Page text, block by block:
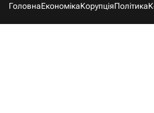
ГоловнаЕкономікаКорупціяПолітика